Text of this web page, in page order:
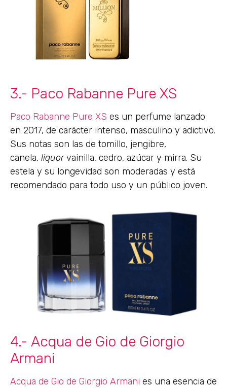
3.- Paco Rabanne Pure XS
Paco Rabanne Pure XS es un perfume lanzado
en 2017, de carácter intenso, masculino y adictivo.
Sus notas son las de tomillo, jengibre,
canela, liquorvainilla, cedro, azúcar y mirra. Su
estela y su longevidad son moderadas y está
recomendado para todo uso y un público joven.
4.- Acqua de Gio de Giorgio
Armani
Acqua de Gio de Giorgio Armani es una esencia de